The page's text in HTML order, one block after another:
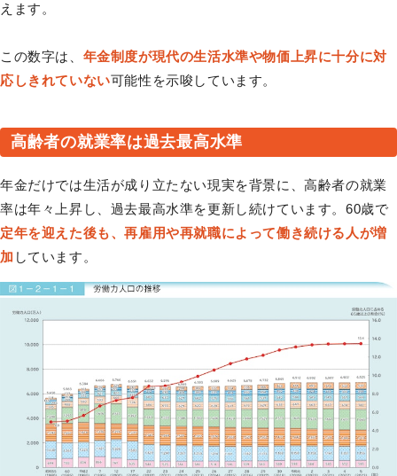
えます。
この数字は、 年金制度が現代の生活水準や物価上昇に十分に対
応しきれていない可能性を示唆しています。
高齢者の就業率は過去最高水準
年金だけでは生活が成り立たない現実を背景に、高齢者の就業
率は年々上昇し、過去最高水準を更新し続けています。60歳で
定年を迎えた後も、再雇用や再就職によって働き続ける人が増
加 しています。